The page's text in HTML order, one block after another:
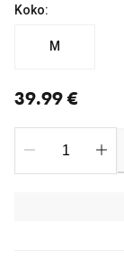
Koko:
M
39.99 €